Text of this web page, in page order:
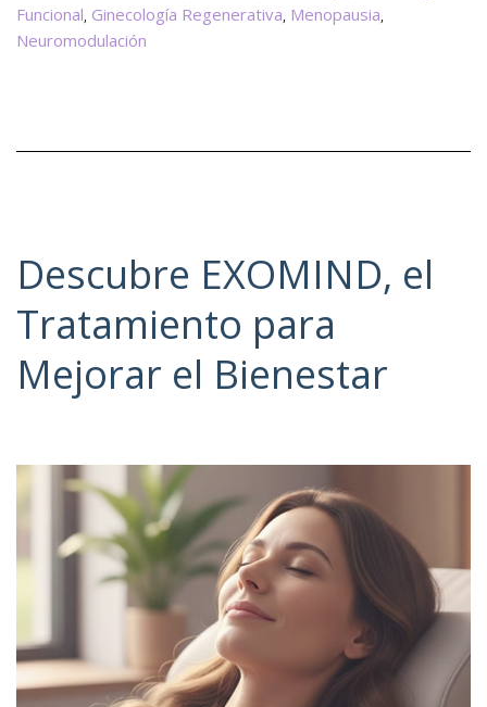
Funcional, Ginecología Regenerativa, Menopausia,
Neuromodulación
Descubre EXOMIND, el
Tratamiento para
Mejorar el Bienestar